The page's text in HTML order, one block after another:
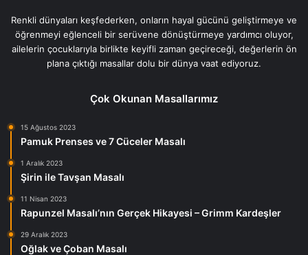
Renkli dünyaları keşfederken, onların hayal gücünü geliştirmeye ve
öğrenmeyi eğlenceli bir serüvene dönüştürmeye yardımcı oluyor,
ailelerin çocuklarıyla birlikte keyifli zaman geçireceği, değerlerin ön
plana çıktığı masallar dolu bir dünya vaat ediyoruz.
Çok Okunan Masallarımız
15 Ağustos 2023
Pamuk Prenses ve 7 Cüceler Masalı
1 Aralık 2023
Şirin ile Tavşan Masalı
11 Nisan 2023
Rapunzel Masalı’nın Gerçek Hikayesi – Grimm Kardeşler
29 Aralık 2023
Oğlak ve Çoban Masalı